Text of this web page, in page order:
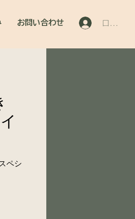
お問い合わせ ログイン
ペシ